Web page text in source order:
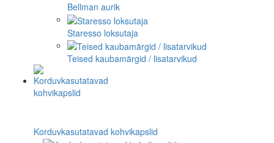
Bellman aurik
Staresso loksutaja
Teised kaubamärgid / lisatarvikud
Korduvkasutatavad kohvikapslid